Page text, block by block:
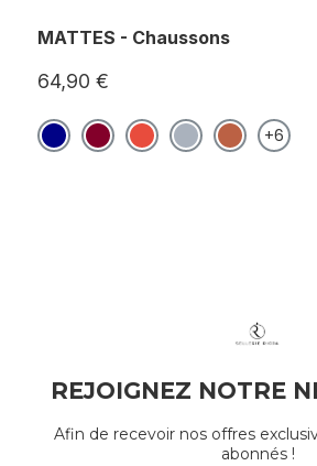
MATTES - Chaussons
64,90 €
+6
REJOIGNEZ NOTRE
Afin de recevoir nos offres
abonnés !